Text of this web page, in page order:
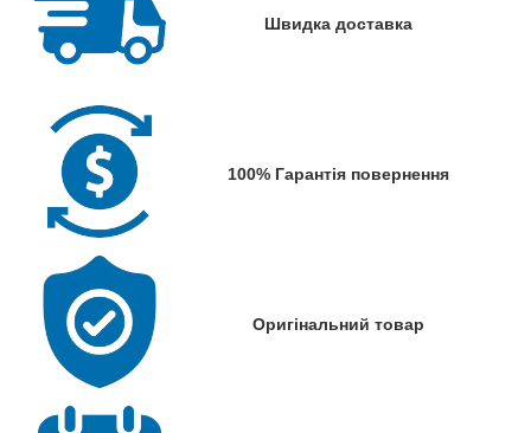
Швидка доставка
100% Гарантія повернення
Оригінальний товар